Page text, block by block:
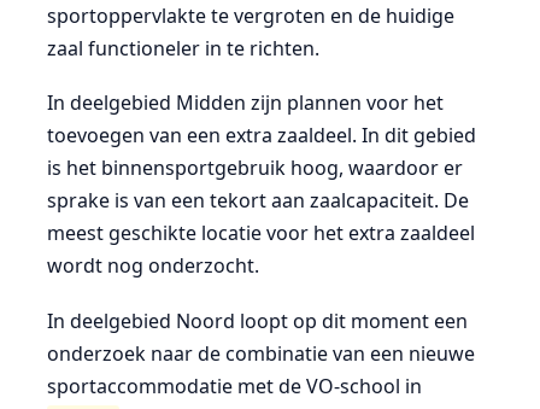
sportoppervlakte te vergroten en de huidige
zaal functioneler in te richten.
In deelgebied Midden zijn plannen voor het
toevoegen van een extra zaaldeel. In dit gebied
is het binnensportgebruik hoog, waardoor er
sprake is van een tekort aan zaalcapaciteit. De
meest geschikte locatie voor het extra zaaldeel
wordt nog onderzocht.
In deelgebied Noord loopt op dit moment een
onderzoek naar de combinatie van een nieuwe
sportaccommodatie met de VO-school in